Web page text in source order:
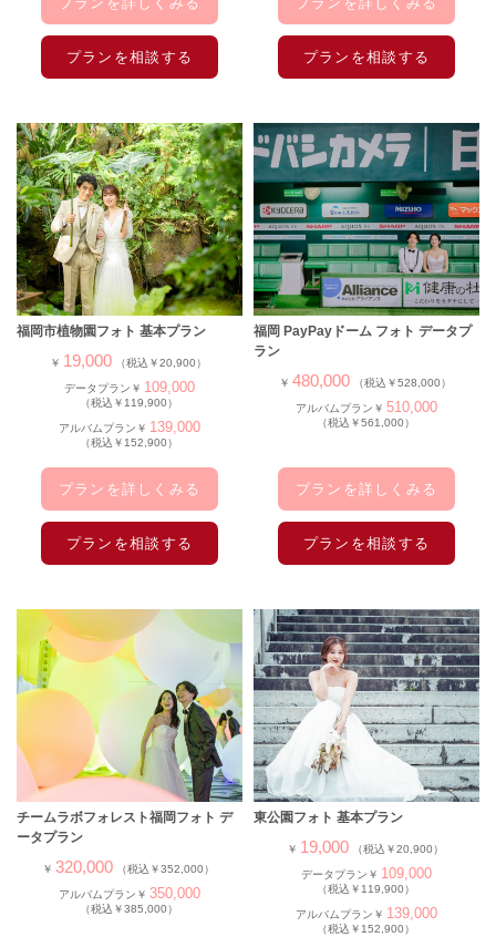
プランを相談する プランを相談する
福岡市植物園フォト 基本プラン
￥ 19,000 （税込￥20,900）
データプラン￥ 109,000
（税込￥119,900）
アルバムプラン￥ 139,000
（税込￥152,900）
プランを詳しくみる
プランを相談する
福岡 PayPayドーム フォト データプ
ラン
￥ 480,000 （税込￥528,000）
アルバムプラン￥ 510,000
（税込￥561,000）
プランを詳しくみる
プランを相談する
チームラボフォレスト福岡フォト デ
ータプラン
￥ 320,000 （税込￥352,000）
アルバムプラン￥ 350,000
（税込￥385,000）
東公園フォト 基本プラン
￥ 19,000 （税込￥20,900）
データプラン￥ 109,000
（税込￥119,900）
アルバムプラン￥ 139,000
（税込￥152,900）